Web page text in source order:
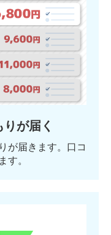
が届く
が届きます。口コ
す。